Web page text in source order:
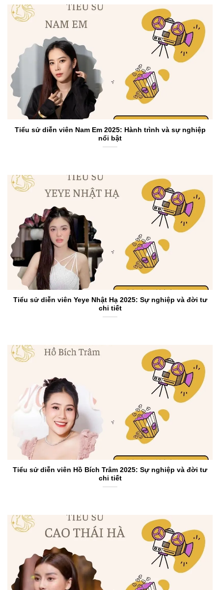
Tiểu sử diễn viên Nam Em 2025: Hành trình và sự nghiệp
nổi bật
Tiểu sử diễn viên Yeye Nhật Hạ 2025: Sự nghiệp và đời tư
chi tiết
Tiểu sử diễn viên Hồ Bích Trâm 2025: Sự nghiệp và đời tư
chi tiết